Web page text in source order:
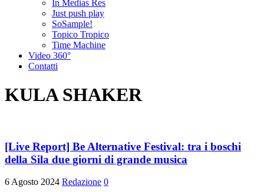
In Medias Res
Just push play
SoSample!
Topico Tropico
Time Machine
Video 360°
Contatti
KULA SHAKER
[Live Report] Be Alternative Festival: tra i boschi
della Sila due giorni di grande musica
6 Agosto 2024 Redazione 0